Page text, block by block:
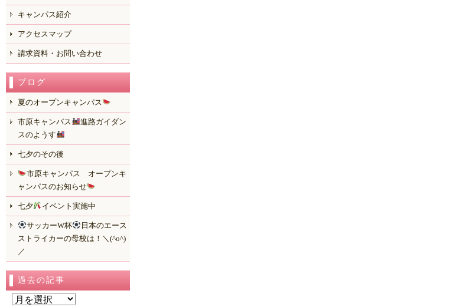
キャンパス紹介
アクセスマップ
請求資料・お問い合わせ
ブログ
夏のオープンキャンパス
市原キャンパス
進路ガイダン
スのようす
七夕のその後
市原キャンパス オープンキ
ャンパスのお知らせ
七夕 イベント実施中
サッカーW杯
日本のエース
ストライカーの母校は！＼(^o^)
／
過去の記事